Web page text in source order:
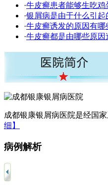
·牛皮癣患者能够生吃鸡
·银屑病是由于什么引起
·牛皮癣诱发的原因有哪
·牛皮癣都是由哪些原因
成都银康银屑病医院是经国
细】
病例解析